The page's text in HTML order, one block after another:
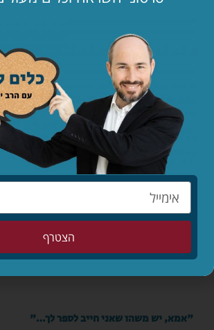
הילדים לפני הכול – סיפורו המופלא של יאנוש
לקריאת המאמר »
מותר לי לאהוב שוב?
לקריאת המאמר »
המדריך השלם: איך להרוס זוגיות בשבעה
לקריאת המאמר »
מה עושים ביום הצום?
"אמא, יש משהו שאני חייב לספר לך…"
הצטרף